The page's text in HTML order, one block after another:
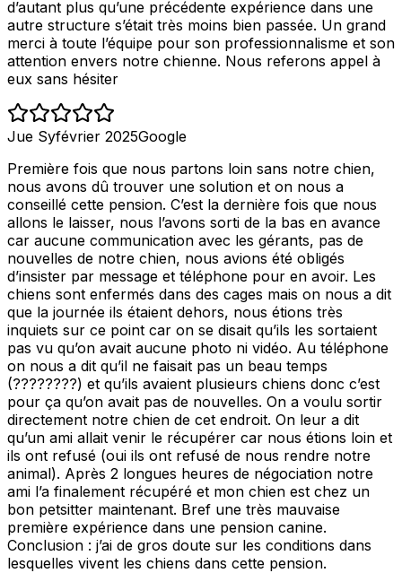
d’autant plus qu’une précédente expérience dans une
autre structure s’était très moins bien passée. Un grand
merci à toute l’équipe pour son professionnalisme et son
attention envers notre chienne. Nous referons appel à
eux sans hésiter
Jue Syfévrier 2025Google
Première fois que nous partons loin sans notre chien,
nous avons dû trouver une solution et on nous a
conseillé cette pension. C’est la dernière fois que nous
allons le laisser, nous l’avons sorti de la bas en avance
car aucune communication avec les gérants, pas de
nouvelles de notre chien, nous avions été obligés
d’insister par message et téléphone pour en avoir. Les
chiens sont enfermés dans des cages mais on nous a dit
que la journée ils étaient dehors, nous étions très
inquiets sur ce point car on se disait qu’ils les sortaient
pas vu qu’on avait aucune photo ni vidéo. Au téléphone
on nous a dit qu’il ne faisait pas un beau temps
(????????) et qu’ils avaient plusieurs chiens donc c’est
pour ça qu’on avait pas de nouvelles. On a voulu sortir
directement notre chien de cet endroit. On leur a dit
qu’un ami allait venir le récupérer car nous étions loin et
ils ont refusé (oui ils ont refusé de nous rendre notre
animal). Après 2 longues heures de négociation notre
ami l’a finalement récupéré et mon chien est chez un
bon petsitter maintenant. Bref une très mauvaise
première expérience dans une pension canine.
Conclusion : j’ai de gros doute sur les conditions dans
lesquelles vivent les chiens dans cette pension.